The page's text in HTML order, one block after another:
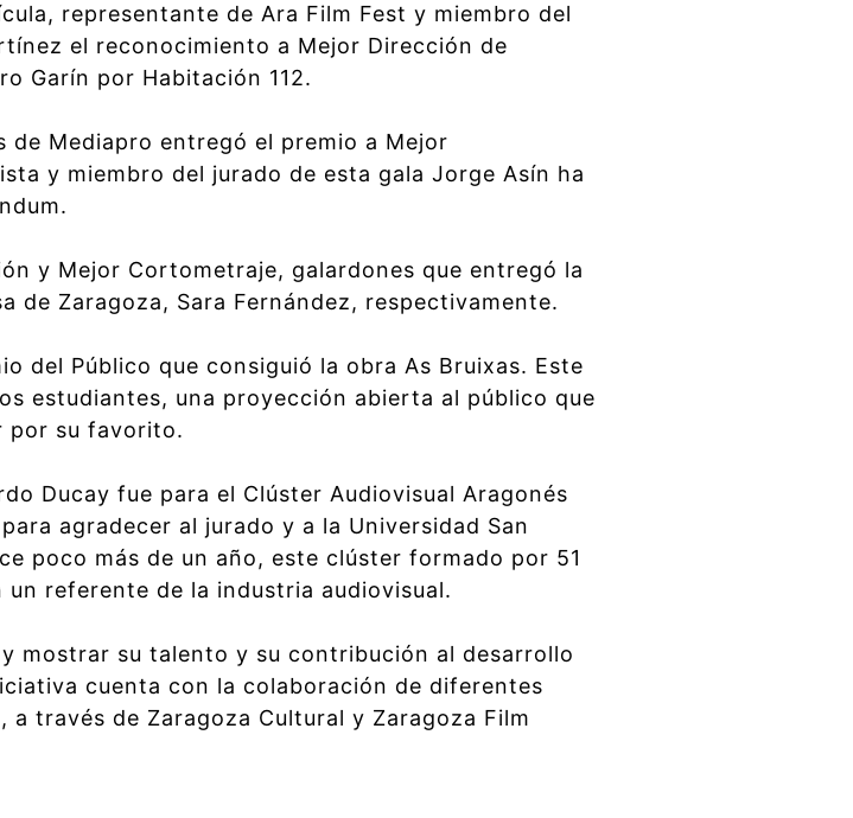
representante de Ara Film Fest y miembro del
el reconocimiento a Mejor Dirección de
Garín por Habitación 112.
Mediapro entregó el premio a Mejor
y miembro del jurado de esta gala Jorge Asín ha
y Mejor Cortometraje, galardones que entregó la
de Zaragoza, Sara Fernández, respectivamente.
del Público que consiguió la obra As Bruixas. Este
estudiantes, una proyección abierta al público que
por su favorito.
Ducay fue para el Clúster Audiovisual Aragonés
agradecer al jurado y a la Universidad San
poco más de un año, este clúster formado por 51
referente de la industria audiovisual.
mostrar su talento y su contribución al desarrollo
cuenta con la colaboración de diferentes
través de Zaragoza Cultural y Zaragoza Film